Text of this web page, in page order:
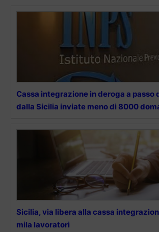
Cassa integrazione in deroga a passo
dalla Sicilia inviate meno di 8000
Sicilia, via libera alla cassa
mila lavoratori